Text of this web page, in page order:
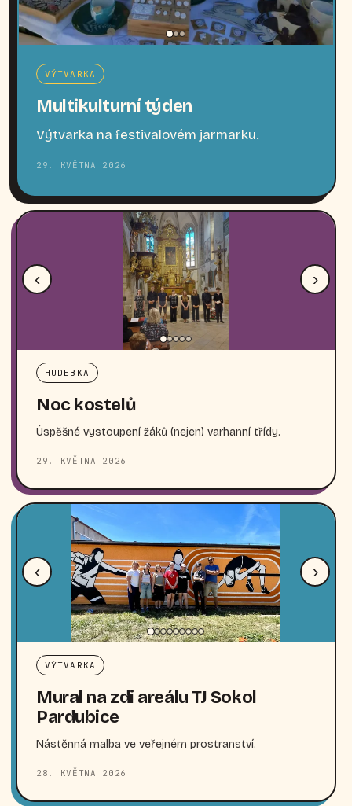
VÝTVARKA
Multikulturní týden
Výtvarka na festivalovém jarmarku.
29. KVĚTNA 2026
‹ ›
HUDEBKA
Noc kostelů
Úspěšné vystoupení žáků (nejen) varhanní třídy.
29. KVĚTNA 2026
‹ ›
VÝTVARKA
Mural na zdi areálu TJ Sokol
Pardubice
Nástěnná malba ve veřejném prostranství.
28. KVĚTNA 2026